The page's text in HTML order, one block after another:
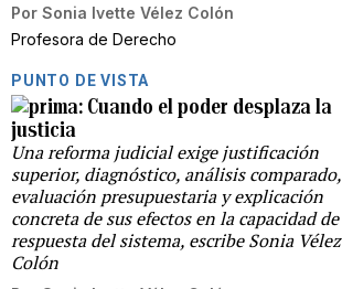
Por Sonia Ivette Vélez Colón
Profesora de Derecho
PUNTO DE VISTA
Cuando el poder desplaza la
justicia
Una reforma judicial exige justificación
superior, diagnóstico, análisis comparado,
evaluación presupuestaria y explicación
concreta de sus efectos en la capacidad de
respuesta del sistema, escribe Sonia Vélez
Colón